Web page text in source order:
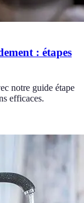
: étapes
notre guide étape
efficaces.